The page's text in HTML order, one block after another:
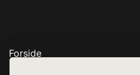
Forside